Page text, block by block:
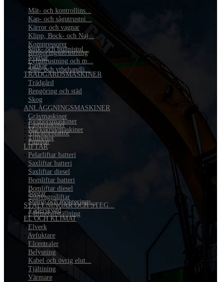
Mät- och kontrollins...
Kap- och sågutrustni...
Kärror och vagnar
Klipp, Bock- och Naj...
Kompressorer
Rengöringsutrustning
Lyftutrustning och m...
Slip- och ytbehandli...
Spik- och bultpistol...
Svetsar
Tankar
TRÄDGÅRDSMASKINER
Trädgård
Rengöring och städ
Skog
ANLÄGGNINGSMASKINER
• Grävmaskiner
• Lastmaskiner
• Vibratorplattor
• Pumpar
• Jordborrmaskiner
• Markskruvmaskiner
• Tillbehör
LIFTAR
• Pelarliftar batteri
• Saxliftar batteri
Saxliftar diesel
Bomliftar batteri
Bomliftar diesel
Släpvagnsliftar
STÄLLNINGAR OCH STEG...
Lättmetallställning
Stegar
•Stämp och monterings...
•Väderskydd
EL OCH KLIMAT
Elverk
Avfuktare
Elcentraler
Belysning
Kabel och övrig elut...
Tjältining
Värmare